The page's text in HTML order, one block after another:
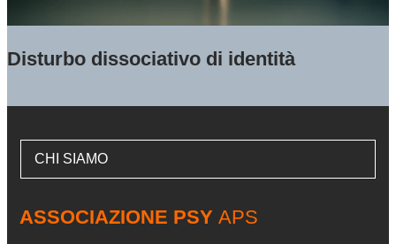
Disturbo dissociativo di identità
CHI SIAMO
ASSOCIAZIONE PSY APS